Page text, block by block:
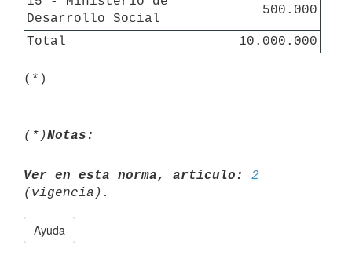
Desarrollo Social
  500.000
Total 10.000.000
(*)Notas:
Ver en esta norma, artículo:
2
Ayuda